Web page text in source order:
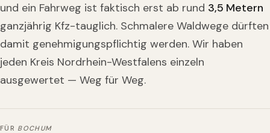
und ein Fahrweg ist faktisch erst ab rund 3,5 Metern
ganzjährig Kfz-tauglich. Schmalere Waldwege dürften
damit genehmigungspflichtig werden. Wir haben
jeden Kreis Nordrhein-Westfalens einzeln
ausgewertet — Weg für Weg.
FÜR BOCHUM